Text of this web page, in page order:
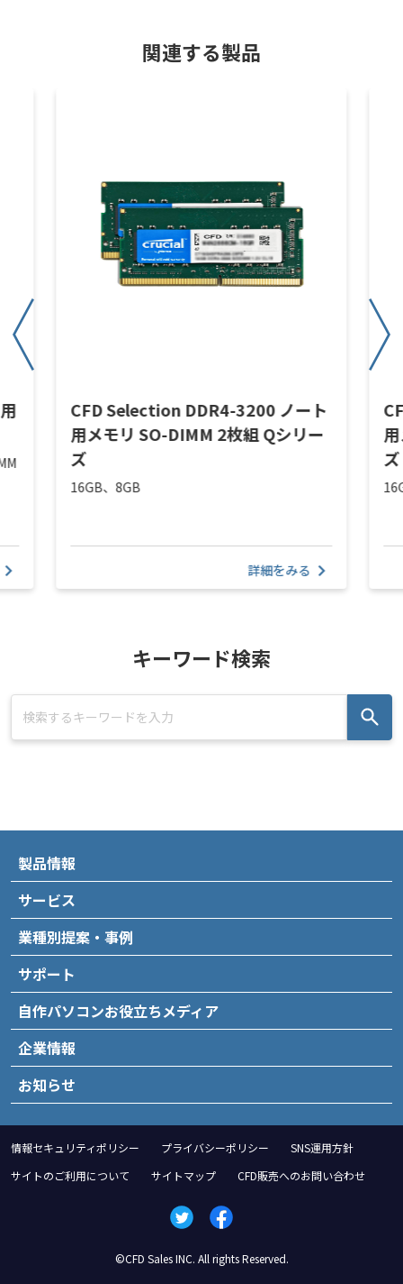
関連する製品
CFD Selection DDR4-3200 ノート
用メモリ SO-DIMM 2枚組 Qシリー
ズ
16GB、8GB
詳細をみる
ズ
キーワード検索
製品情報
サービス
業種別提案・事例
サポート
自作パソコンお役立ちメディア
企業情報
お知らせ
情報セキュリティポリシー プライバシーポリシー
SNS運用方針
サイトのご利用について
サイトマップ CFD販売へのお問い合わせ
©CFD Sales INC. All rights Reserved.